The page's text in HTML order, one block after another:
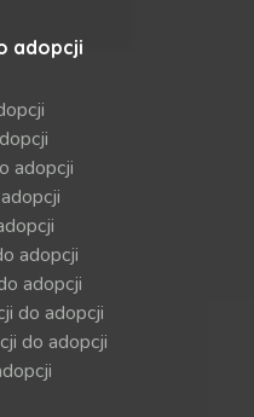
adopcji
adopcji
adopcji
adopcji
do adopcji
do adopcji